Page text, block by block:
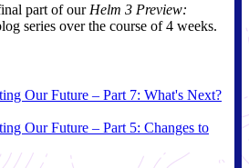
part of our Helm 3 Preview:
series over the course of 4 weeks.
Our Future – Part 7: What's Next?
Our Future – Part 5: Changes to